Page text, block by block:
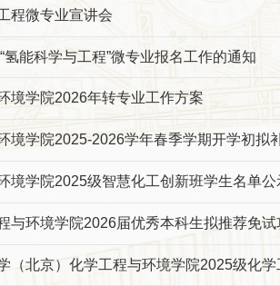
程微专业宣讲会
氢能科学与工程”微专业报名工作的通知
境学院2026年转专业工作方案
境学院2025-2026学年春季学期开学初拟
境学院2025级智慧化工创新班学生名单公
与环境学院2026届优秀本科生拟推荐免
（北京）化学工程与环境学院2025级化